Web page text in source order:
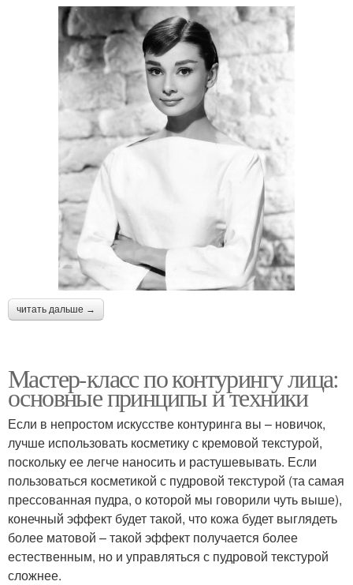
читать дальше →
Мастер-класс по контурингу лица:
основные принципы и техники
Если в непростом искусстве контуринга вы – новичок,
лучше использовать косметику с кремовой текстурой,
поскольку ее легче наносить и растушевывать. Если
пользоваться косметикой с пудровой текстурой (та самая
прессованная пудра, о которой мы говорили чуть выше),
конечный эффект будет такой, что кожа будет выглядеть
более матовой – такой эффект получается более
естественным, но и управляться с пудровой текстурой
сложнее.